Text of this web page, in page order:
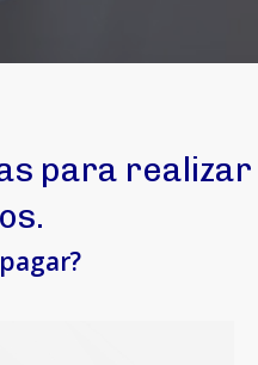
para realizar